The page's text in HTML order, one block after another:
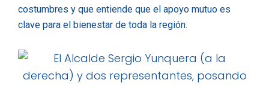
costumbres y que entiende que el apoyo mutuo es
clave para el bienestar de toda la región.